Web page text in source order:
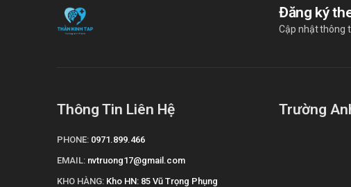
Đăng ký
Cập nhật thông
Thông Tin Liên Hệ
PHONE: 0971.899.466
EMAIL: nvtruong17@gmail.com
KHO HÀNG: Kho HN: 85 Vũ Trọng Phụng
Trường